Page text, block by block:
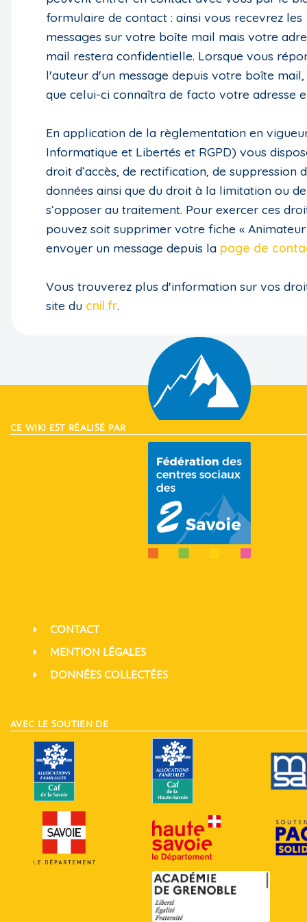
formulaire de contact : ainsi vous recevrez les
messages sur votre boîte mail mais votre
mail restera confidentielle. Lorsque vous
l'auteur d'un message depuis votre boîte
que celui-ci connaîtra de facto votre adresse
En application de la règlementation en
Informatique et Libertés et RGPD) vous
droit d’accès, de rectification, de suppression
données ainsi que du droit à la limitation ou de
s’opposer au traitement. Pour exercer ces
pouvez soit supprimer votre fiche « Animateur
envoyer un message depuis la page de
Vous trouverez plus d'information sur vos
site du cnil.fr.
CE WIKI EST RÉALISÉ PAR
CONTACT
MENTION LÉGALES
DONNÉES COLLECTÉES
AVEC LE SOUTIEN DE